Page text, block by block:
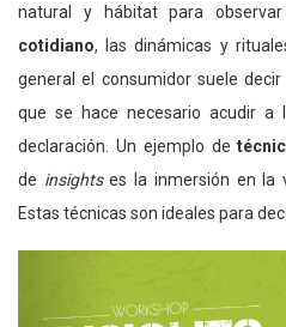
natural y hábitat para observar
cotidiano, las dinámicas y
general el consumidor suele
que se hace necesario acudir a
declaración. Un ejemplo de
de insightses la inmersión en la
Estas técnicas son ideales para